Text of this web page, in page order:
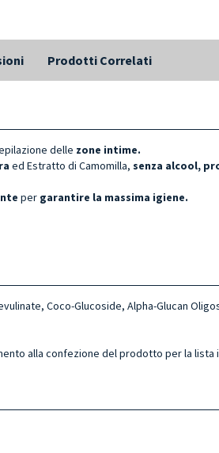
Prodotti Correlati
delle zone intime.
ed Estratto di Camomilla, senza alcool,
per garantire la massima igiene.
Coco-Glucoside, Alpha-Glucan
alla confezione del prodotto per la lista